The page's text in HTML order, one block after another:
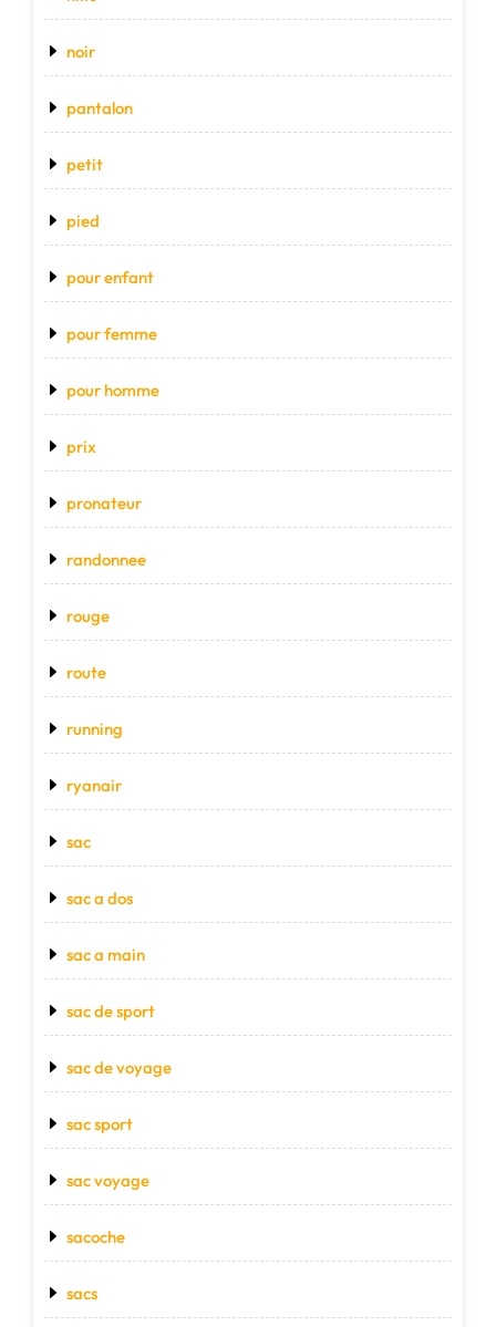
noir
pantalon
petit
pied
pour enfant
pour femme
pour homme
prix
pronateur
randonnee
rouge
route
running
ryanair
sac
sac a dos
sac a main
sac de sport
sac de voyage
sac sport
sac voyage
sacoche
sacs